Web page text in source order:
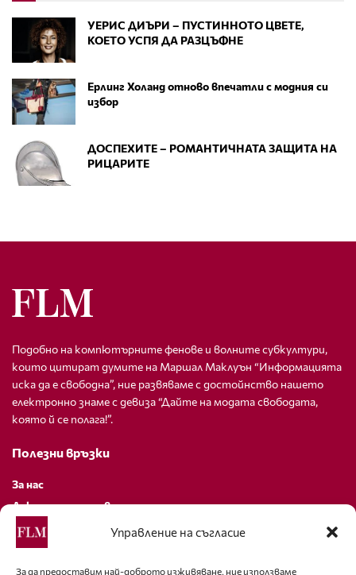
Управление на съгласие
За да предоставим най-доброто изживяване, ние използваме
УЕРИС ДИЪРИ – ПУСТИННОТО ЦВЕТЕ,
КОЕТО УСПЯ ДА РАЗЦЪФНЕ
Ерлинг Холанд отново впечатли с модния си
избор
ДОСПЕХИТЕ – РОМАНТИЧНАТА ЗАЩИТА НА
РИЦАРИТЕ
Подобно на компютърните фенове и волните субкултури,
които цитират думите на Маршал Маклуън “Информацията
иска да е свободна”, ние развяваме с достойнство нашето
електронно знаме с девиза “Дайте на модата свободата,
която й се полага!”.
Полезни връзки
За нас
Декларация за поверителност
Политика за бисквитки
За контакти